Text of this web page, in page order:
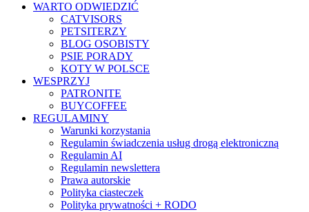
WARTO ODWIEDZIĆ
CATVISORS
PETSITERZY
BLOG OSOBISTY
PSIE PORADY
KOTY W POLSCE
WESPRZYJ
PATRONITE
BUYCOFFEE
REGULAMINY
Warunki korzystania
Regulamin świadczenia usług drogą elektroniczną
Regulamin AI
Regulamin newslettera
Prawa autorskie
Polityka ciasteczek
Polityka prywatności + RODO